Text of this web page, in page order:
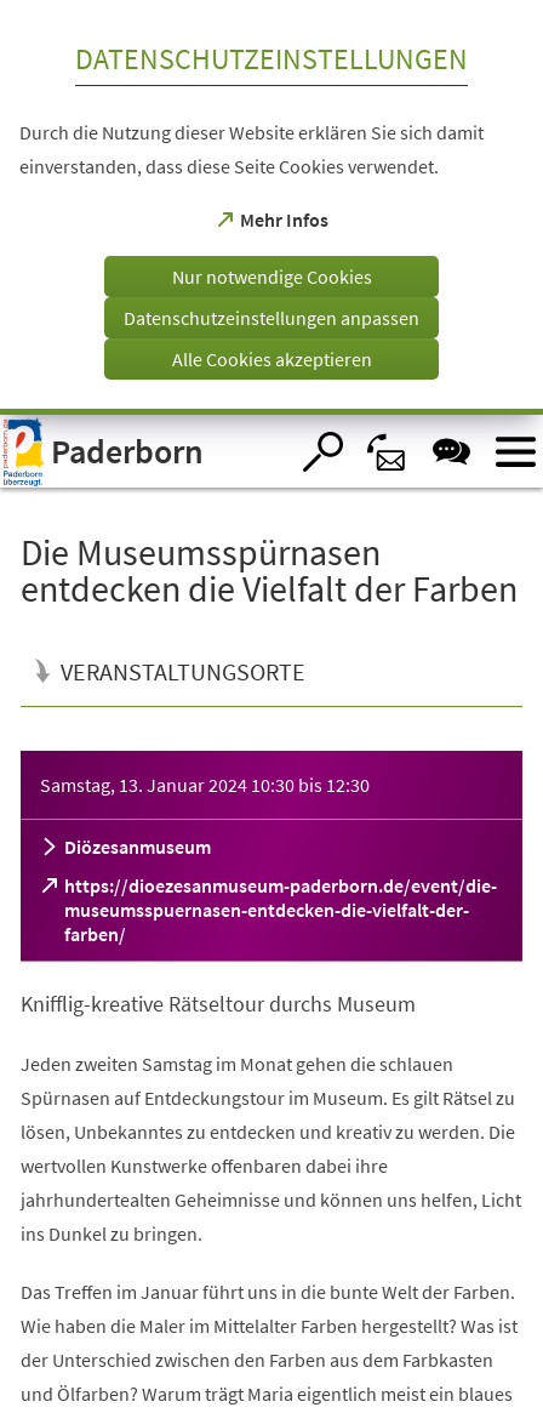
Visuelle
Assistenzsoftware
öffnen.
DATENSCHUTZEINSTELLUNGEN
Durch die Nutzung dieser Website erklären Sie sich damit
einverstanden, dass diese Seite Cookies verwendet.
Mehr Infos
(Öffnet
einem
Tab)
Nur notwendige Cookies
Datenschutzeinstellungen anpassen
Alle Cookies akzeptieren
Paderborn
Die Museumsspürnasen
entdecken die Vielfalt der Farben
VERANSTALTUNGSORTE
Samstag, 13. Januar 2024 10:30 bis 12:30
Diözesanmuseum
https://dioezesanmuseum-paderborn.de/event/die-
museumsspuernasen-entdecken-die-vielfalt-der-
farben/
(Öffnet
in
neuen
Knifflig-kreative Rätseltour durchs Museum
Jeden zweiten Samstag im Monat gehen die schlauen
Spürnasen auf Entdeckungstour im Museum. Es gilt Rätsel zu
lösen, Unbekanntes zu entdecken und kreativ zu werden. Die
wertvollen Kunstwerke offenbaren dabei ihre
jahrhundertealten Geheimnisse und können uns helfen, Licht
ins Dunkel zu bringen.
Das Treffen im Januar führt uns in die bunte Welt der Farben.
Wie haben die Maler im Mittelalter Farben hergestellt? Was ist
der Unterschied zwischen den Farben aus dem Farbkasten
und Ölfarben? Warum trägt Maria eigentlich meist ein blaues